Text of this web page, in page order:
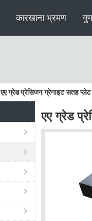
कारखाना भ्रमण
एए ग्रेड प्रेसिजन ग्रेनाइट सतह
एए ग्रेड